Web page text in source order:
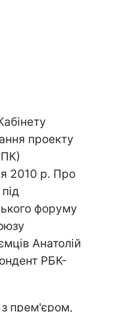
проекту
2010 р. Про
форуму
Анатолій
РБК-
прем'єром,